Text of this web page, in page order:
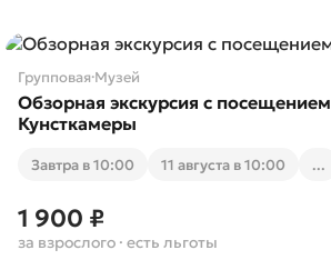
Групповая·Музей
Обзорная экскурсия с посещением
Кунсткамеры
Завтра в 10:00 11 августа в 10:00 ...
1 900 ₽
за взрослого · есть льготы